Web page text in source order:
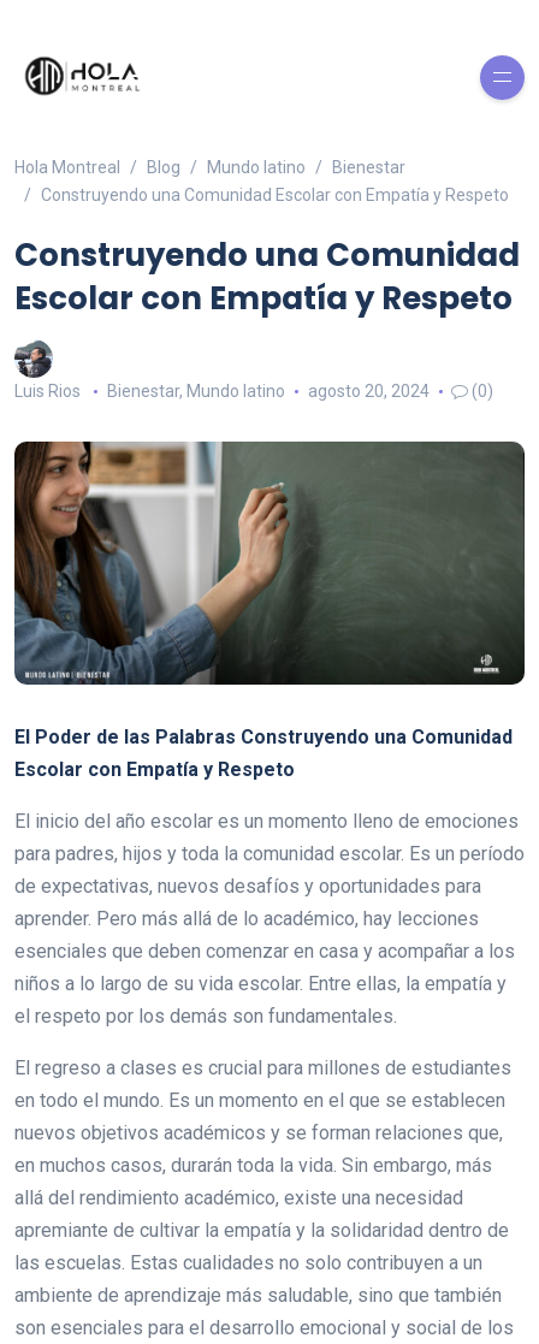
Hola Montreal Blog Mundo latino
Bienestar
Construyendo una Comunidad Escolar con Empatía y Respeto
Construyendo una Comunidad
Escolar con Empatía y Respeto
Luis Rios Bienestar, Mundo latino agosto 20, 2024 (0)
El Poder de las Palabras Construyendo una Comunidad
Escolar con Empatía y Respeto
El inicio del año escolar es un momento lleno de emociones
para padres, hijos y toda la comunidad escolar. Es un período
de expectativas, nuevos desafíos y oportunidades para
aprender. Pero más allá de lo académico, hay lecciones
esenciales que deben comenzar en casa y acompañar a los
niños a lo largo de su vida escolar. Entre ellas, la empatía y
el respeto por los demás son fundamentales.
El regreso a clases es crucial para millones de estudiantes
en todo el mundo. Es un momento en el que se establecen
nuevos objetivos académicos y se forman relaciones que,
en muchos casos, durarán toda la vida. Sin embargo, más
allá del rendimiento académico, existe una necesidad
apremiante de cultivar la empatía y la solidaridad dentro de
las escuelas. Estas cualidades no solo contribuyen a un
ambiente de aprendizaje más saludable, sino que también
son esenciales para el desarrollo emocional y social de los